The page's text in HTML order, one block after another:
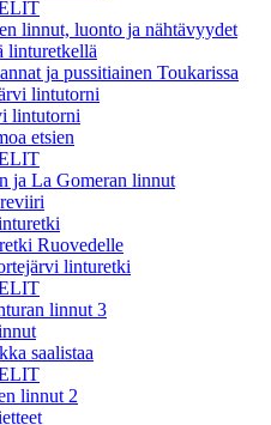
linnut, luonto ja nähtävyydet
linturetkellä
ja pussitiainen Toukarissa
lintutorni
lintutorni
etsien
ja La Gomeran linnut
Ruovedelle
linturetki
linnut 3
saalistaa
linnut 2